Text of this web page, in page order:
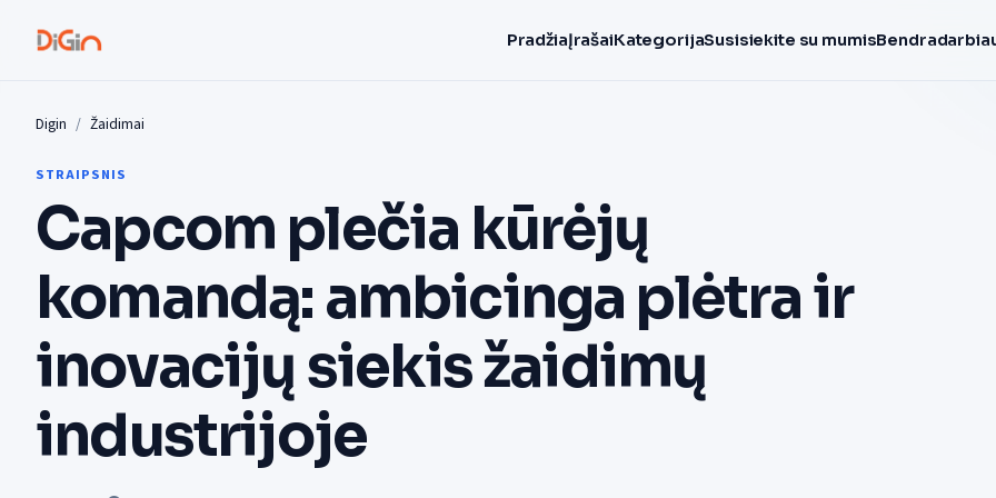
PradžiaĮrašaiKategorijaSusisiekite su mumis
Digin Žaidimai
STRAIPSNIS
Capcom plečia kūrėjų
komandą: ambicinga plėtra ir
inovacijų siekis žaidimų
industrijoje